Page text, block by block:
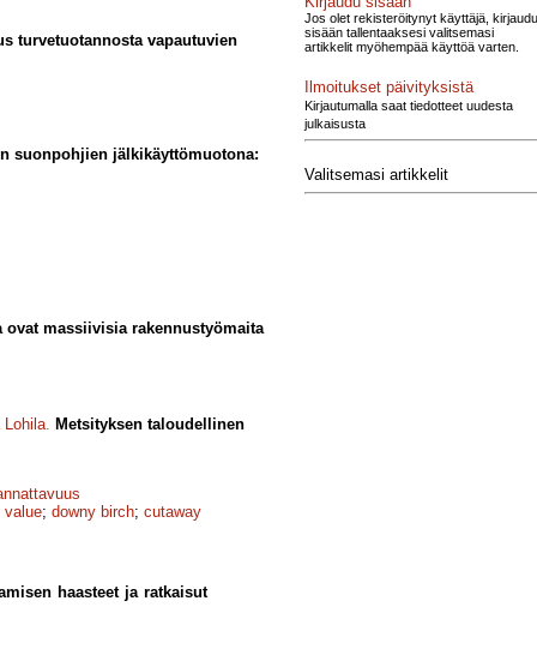
turvetuotannosta vapautuvien
suonpohjien jälki­käyttömuotona:
massiivisia rakennustyömaita
Lohila. Metsityksen taloudellinen
value; downy birch; cutaway
haasteet ja ratkaisut
Jos olet rekisteröitynyt käyttäjä, kirjaudu
sisään tallentaaksesi valitsemasi
artikkelit myöhempää käyttöä varten.
Ilmoitukset päivityksistä
Kirjautumalla saat tiedotteet uudesta
julkaisusta
Valitsemasi artikkelit